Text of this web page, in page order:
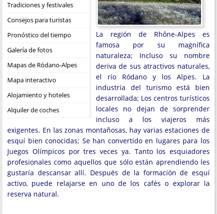
Tradiciones y festivales
Consejos para turistas
Pronóstico del tiempo
Galería de fotos
Mapas de Ródano-Alpes
Mapa interactivo
Alojamiento y hoteles
Alquiler de coches
La región de Rhône-Alpes es
famosa por su magnífica
naturaleza; Incluso su nombre
deriva de sus atractivos naturales,
el río Ródano y los Alpes. La
industria del turismo está bien
desarrollada; Los centros turísticos
locales no dejan de sorprender
incluso a los viajeros más
exigentes. En las zonas montañosas, hay varias estaciones de
esquí bien conocidas; Se han convertido en lugares para los
Juegos Olímpicos por tres veces ya. Tanto los esquiadores
profesionales como aquellos que sólo están aprendiendo les
gustaría descansar allí. Después de la formación de esquí
activo, puede relajarse en uno de los cafés o explorar la
reserva natural.